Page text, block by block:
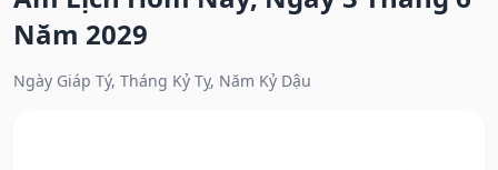
Năm 2029
Ngày Giáp Tý, Tháng Kỷ Tỵ, Năm Kỷ Dậu